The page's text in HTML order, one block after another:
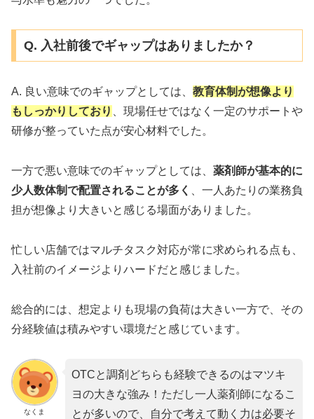
Q. 入社前後でギャップはありましたか？
A. 良い意味でのギャップとしては、 教育体制が想像より
もしっかりしており
、現場任せではなく一定のサポートや
研修が整っていた点が安心材料でした。
一方で悪い意味でのギャップとしては、 薬剤師が基本的に
少人数体制で配置されることが多く
、一人あたりの業務負
担が想像より大きいと感じる場面がありました。
忙しい店舗ではマルチタスク対応が常に求められる点も、
入社前のイメージよりハードだと感じました。
総合的には、想定よりも現場の負荷は大きい一方で、その
分経験値は積みやすい環境だと感じています。
なくま
OTCと調剤どちらも経験できるのはマツキ
ヨの大きな強み！ただし一人薬剤師になるこ
とが多いので、自分で考えて動く力は必要そ